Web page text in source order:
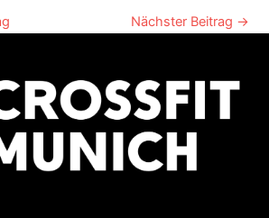
Nächster Beitrag →